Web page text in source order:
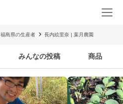
福島県の生産者 長内絵里奈 | 葉月農園
みんなの投稿 商品